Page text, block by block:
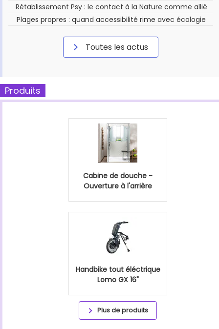
Rétablissement Psy : le contact à la Nature comme allié
Plages propres : quand accessibilité rime avec écologie
Toutes les actus
Produits
Cabine de douche -
Ouverture à l'arrière
Handbike tout éléctrique
Lomo GX 16"
Plus de produits